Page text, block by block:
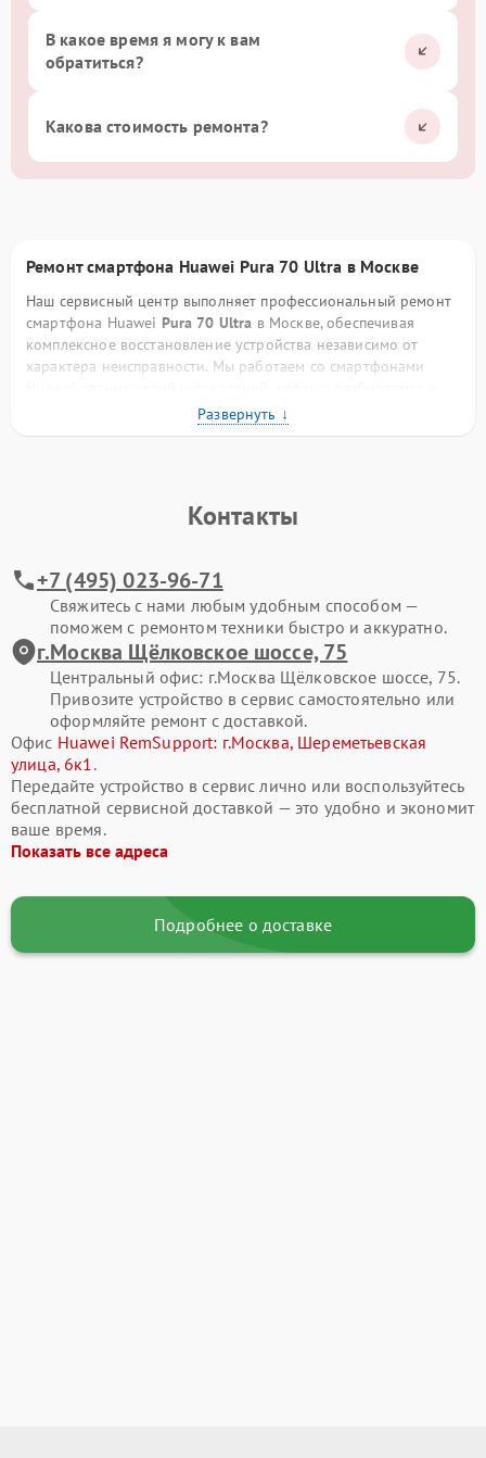
В какое время я могу к вам
обратиться?
Какова стоимость ремонта?
Ремонт смартфона Huawei Pura 70 Ultra в Москве
Наш сервисный центр выполняет профессиональный ремонт
смартфона Huawei Pura 70 Ultra в Москве, обеспечивая
комплексное восстановление устройства независимо от
характера неисправности. Мы работаем со смартфонами
конструктивных особенностях бренда, схемотехнике плат,
фирменных процессорах и программном обеспечении. Такой
Современные смартфоны Huawei представляют собой
компонентов или программные ошибки со временем
приводят к сбоям. Своевременное обращение в сервис
помогает сохранить ресурс устройства и избежать
дорогостоящего восстановления в будущем.
Типовые поломки смартфонов Huawei
В процессе ремонта мы чаще всего сталкиваемся со
следующими неисправностями смартфона Huawei Pura 70
Ultra:
разбитый экран, отсутствие изображения или
некорректная работа сенсора;
быстрая разрядка аккумулятора, проблемы с зарядкой;
Контакты
+7 (495) 023-96-71
Свяжитесь с нами любым удобным способом —
поможем с ремонтом техники быстро и аккуратно.
г.Москва Щёлковское шоссе, 75
Центральный офис: г.Москва Щёлковское шоссе, 75.
Привозите устройство в сервис самостоятельно или
оформляйте ремонт с доставкой.
Офис Huawei RemSupport: г.Москва, Шереметьевская
улица, 6к1.
Передайте устройство в сервис лично или воспользуйтесь
бесплатной сервисной доставкой — это удобно и экономит
ваше время.
Показать все адреса
Подробнее о доставке